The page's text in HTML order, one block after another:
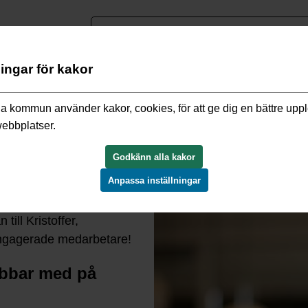
Möt våra medarbetare/Möt Kristoffer, systemförvaltare på
på utvecklingsenheten
utvecklingsenhet här
till Kristoffer,
medarbetare!
med på
för kakor
kommun använder kakor, cookies, för att ge dig en bättre
Godkänn alla kakor
Anpassa inställningar